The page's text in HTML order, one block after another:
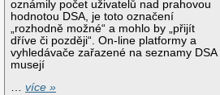
oznámily počet uživatelů nad prahovou
hodnotou DSA, je toto označení
„rozhodně možné“ a mohlo by „přijít
dříve či později“. On-line platformy a
vyhledávače zařazené na seznamy DSA
musejí
…více »